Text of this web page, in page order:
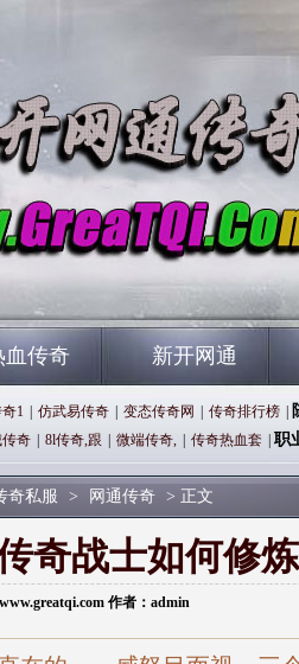
血传奇 新开网通
1 仿武易传奇 变态传奇网 传奇排行榜
奇 8l传奇,跟 微端传奇, 传奇热血套 职
奇私服 > 网通传奇 > 正文
奇战士如何修
作者：admin